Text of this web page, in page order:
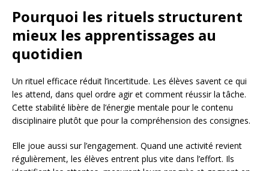
Pourquoi les rituels structurent
mieux les apprentissages au
quotidien
Un rituel efficace réduit l’incertitude. Les élèves savent ce qui
les attend, dans quel ordre agir et comment réussir la tâche.
Cette stabilité libère de l’énergie mentale pour le contenu
disciplinaire plutôt que pour la compréhension des consignes.
Elle joue aussi sur l’engagement. Quand une activité revient
régulièrement, les élèves entrent plus vite dans l’effort. Ils